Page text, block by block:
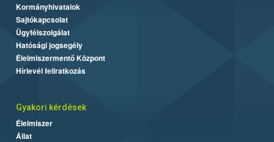
Kormányhivatalok
Sajtókapcsolat
Ügyfélszolgálat
Hatósági jogsegély
Élelmiszermentő Központ
Hírlevél feliratkozás
Gyakori kérdések
Élelmiszer
Állat